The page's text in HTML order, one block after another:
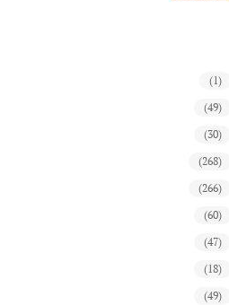
(1)
(49)
(30)
(268)
(266)
(60)
(47)
(18)
(49)